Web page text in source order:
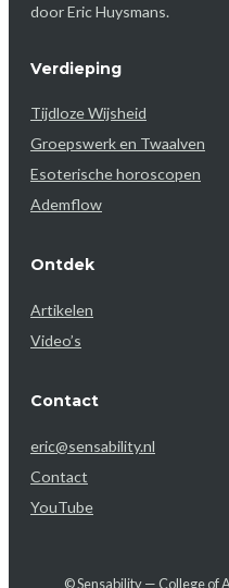
door Eric Huysmans.
Verdieping
Tijdloze Wijsheid
Groepswerk en Twaalven
Esoterische horoscopen
Ademflow
Ontdek
Artikelen
Video’s
Contact
eric@sensability.nl
Contact
YouTube
© Sensability — College of